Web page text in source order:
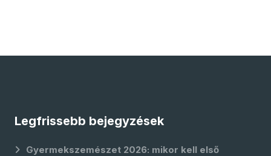
Legfrissebb bejegyzések
Gyermekszemészet 2026: mikor kell első